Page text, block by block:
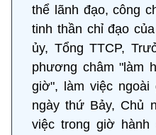
thể lãnh đạo, công
tinh thần chỉ đạo
ủy, Tổng TTCP,
phương châm "làm
giờ", làm việc
ngày thứ Bảy, Chủ
việc trong giờ hành